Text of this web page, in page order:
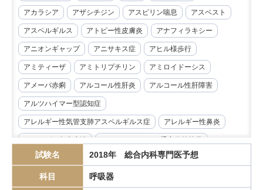
アカラシア アザシチジン アスピリン喘息 アスベスト
アスペルギルス アトピー性皮膚炎 アナフィラキシー
アニオンギャップ アニサキス症 アヒル様歩行
アミティーザ アミトリプチリン アミロイドーシス
アメーバ赤痢 アルコール性肝炎 アルコール性肝障害
アルツハイマー型認知症
アレルギー性気管支肺アスペルギルス症 アレルギー性鼻炎
イマチニブ インスリノーマ インピーダンス試験
インフリキシマブ エクリズマブ
試験名 2018年 総合内科専門医予想
科目 呼吸器